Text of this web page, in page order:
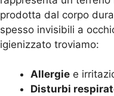
prodotta dal corpo
spesso invisibili a
igienizzato troviamo:
Allergie e
Disturbi